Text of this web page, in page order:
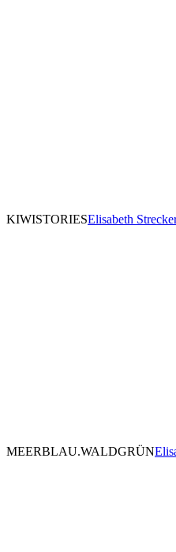
KIWISTORIESElisabeth
MEERBLAU.WALDGRÜN